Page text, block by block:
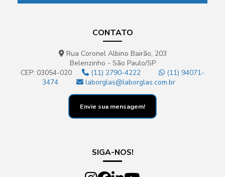
CONTATO
Rua Coronel Albino Bairão, 203
Belenzinho - São Paulo/SP
CEP: 03054-020
(11) 2790-4222
(11) 94071-
3474
laborglas@laborglas.com.br
Envie sua mensagem!
SIGA-NOS!